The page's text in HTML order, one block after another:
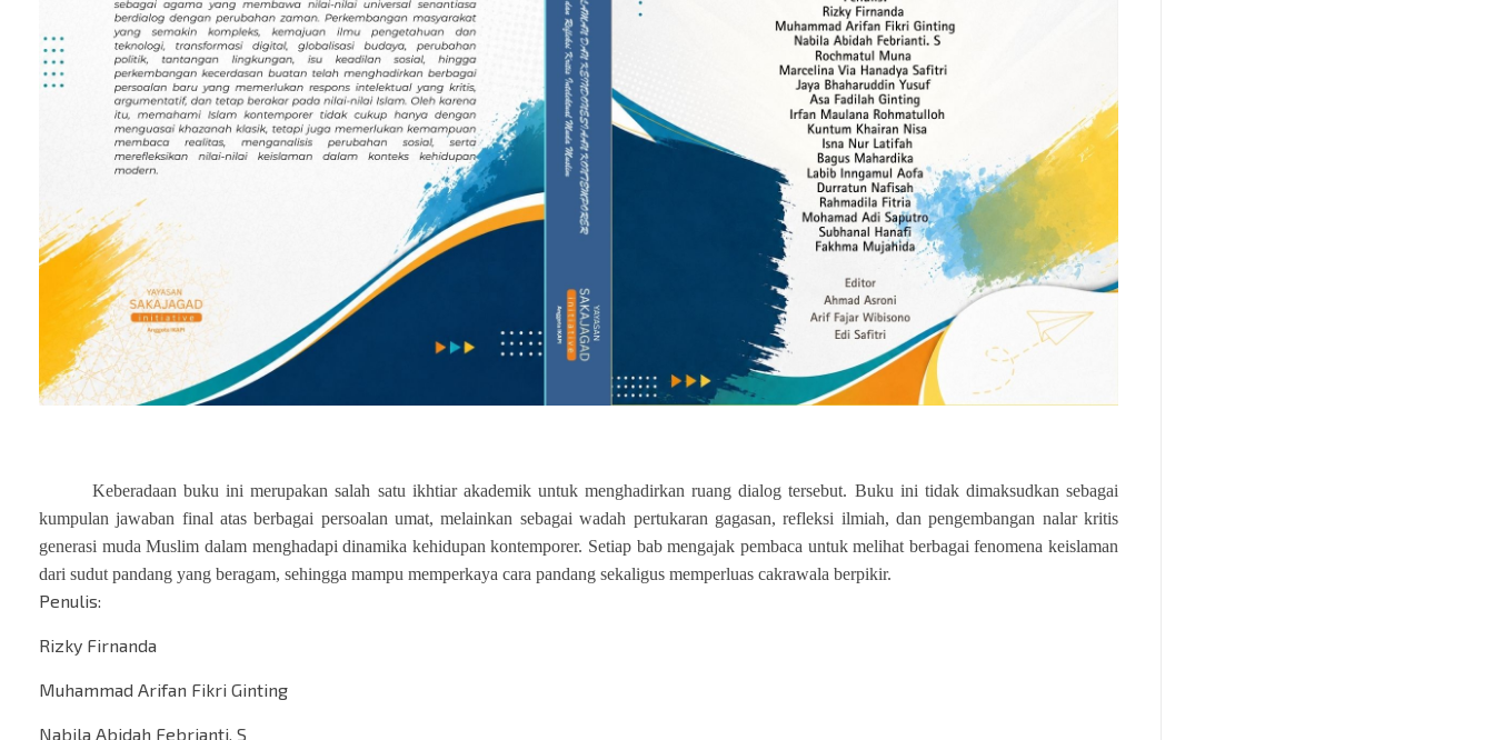
Keberadaan buku ini merupakan salah satu ikhtiar akademik untuk menghadirkan ruang dialog tersebut. Buku ini tidak dimaksudkan sebagai
kumpulan jawaban final atas berbagai persoalan umat, melainkan sebagai wadah pertukaran gagasan, refleksi ilmiah, dan pengembangan nalar kritis
generasi muda Muslim dalam menghadapi dinamika kehidupan kontemporer. Setiap bab mengajak pembaca untuk melihat berbagai fenomena keislaman
dari sudut pandang yang beragam, sehingga mampu memperkaya cara pandang sekaligus memperluas cakrawala berpikir.
Penulis:
Rizky Firnanda
Muhammad Arifan Fikri Ginting
Nabila Abidah Febrianti. S